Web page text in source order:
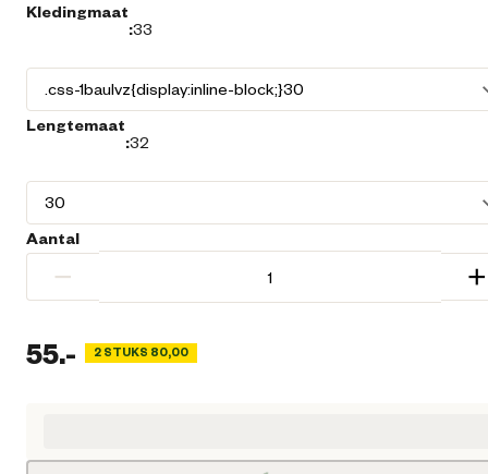
Kledingmaat
:33
Lengtemaat
:32
Aantal
− +
55.- 2 STUKS 80,00